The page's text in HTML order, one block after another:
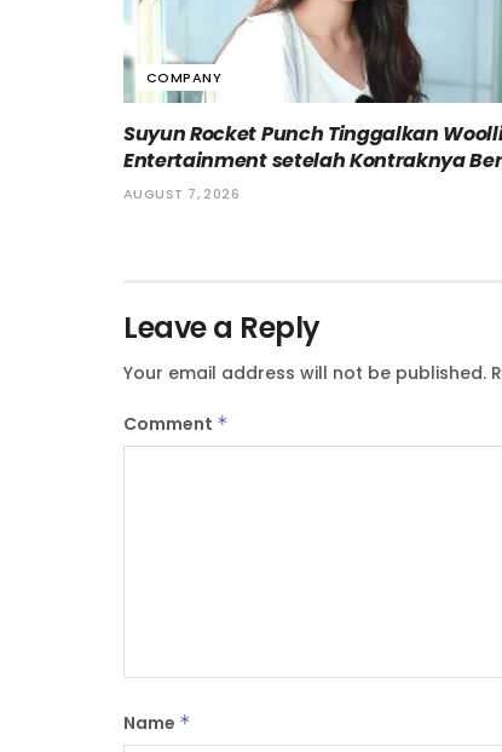
COMPANY
Suyun Rocket Punch Tinggalkan
Entertainment setelah Kontraknya
AUGUST 7, 2026
Leave a Reply
Your email address will not be published.
Comment *
Name *